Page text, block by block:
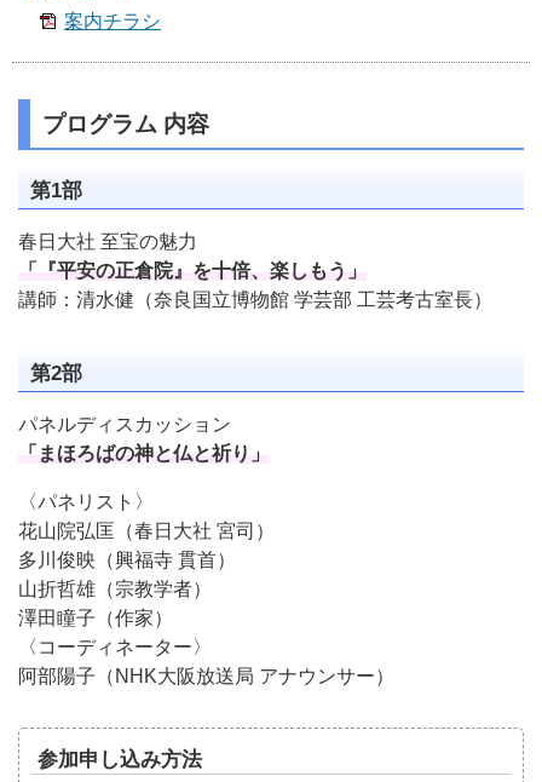
案内チラシ
プログラム 内容
第1部
春日大社 至宝の魅力
「『平安の正倉院』を十倍、楽しもう」
講師：清水健（奈良国立博物館 学芸部 工芸考古室長）
第2部
パネルディスカッション
「まほろばの神と仏と祈り」
〈パネリスト〉
花山院弘匡（春日大社 宮司）
多川俊映（興福寺 貫首）
山折哲雄（宗教学者）
澤田瞳子（作家）
〈コーディネーター〉
阿部陽子（NHK大阪放送局 アナウンサー）
参加申し込み方法